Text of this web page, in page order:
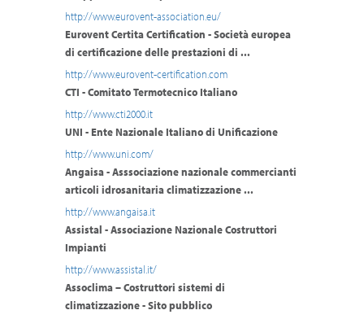
http://www.eurovent-association.eu/
Eurovent Certita Certification - Società europea
di certificazione delle prestazioni di ...
http://www.eurovent-certification.com
CTI - Comitato Termotecnico Italiano
http://www.cti2000.it
UNI - Ente Nazionale Italiano di Unificazione
http://www.uni.com/
Angaisa - Asssociazione nazionale commercianti
articoli idrosanitaria climatizzazione ...
http://www.angaisa.it
Assistal - Associazione Nazionale Costruttori
Impianti
http://www.assistal.it/
Assoclima – Costruttori sistemi di
climatizzazione - Sito pubblico